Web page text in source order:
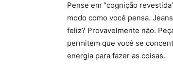
Pense em “cognição
modo como você pensa.
feliz? Provavelmente não.
permitem que você se
energia para fazer as coisas.